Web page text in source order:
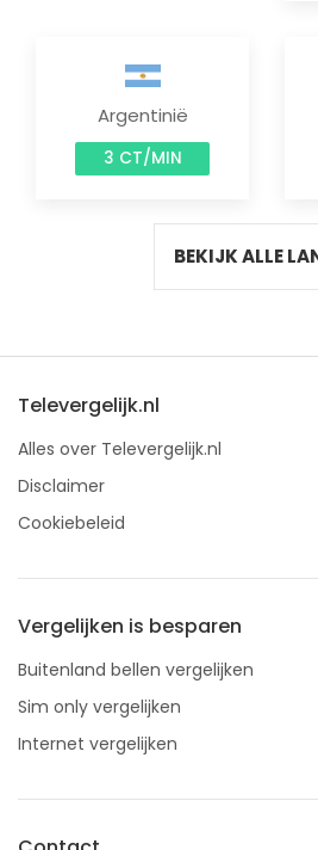
Argentinië
3 CT/MIN
BEKIJK ALLE
Televergelijk.nl
Alles over Televergelijk.nl
Disclaimer
Cookiebeleid
Vergelijken is besparen
Buitenland bellen vergelijken
Sim only vergelijken
Internet vergelijken